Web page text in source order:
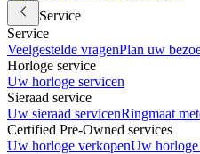
Service
Service
Veelgestelde vragenPlan uw
Horloge service
Uw horloge servicen
Sieraad service
Uw sieraad servicenRingmaat
Certified Pre-Owned services
Uw horloge verkopenUw